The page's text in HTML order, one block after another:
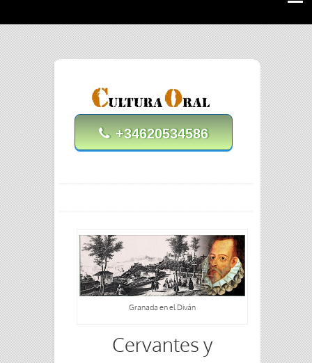
+34620534586
Granada en el Diván
Cervantes y